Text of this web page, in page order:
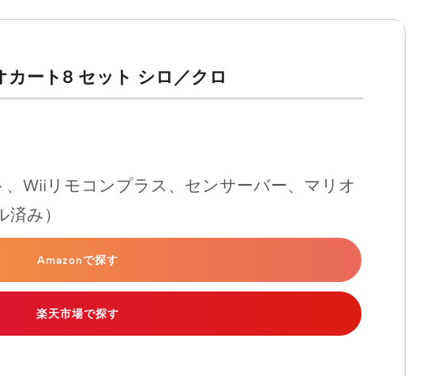
ート8 セット シロ／クロ
Wiiリモコンプラス、センサーバー、マリオ
み）
Amazonで探す
楽天市場で探す